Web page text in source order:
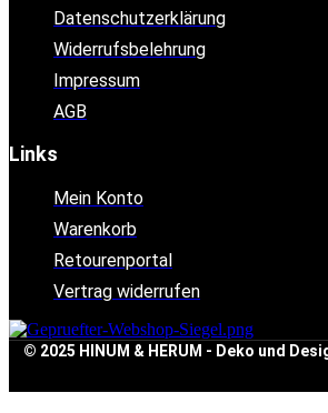
Datenschutzerklärung
Widerrufsbelehrung
Impressum
AGB
Links
Mein Konto
Warenkorb
Retourenportal
Vertrag widerrufen
© 2025 HINUM & HERUM - Deko und